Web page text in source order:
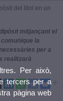
del títol en un
mitjançant el
la
per a
realitzarà
Per això,
tercers per a
pàgina web